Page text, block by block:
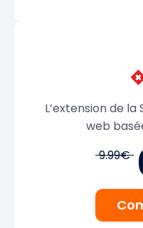
L’extension de
web
9.99€